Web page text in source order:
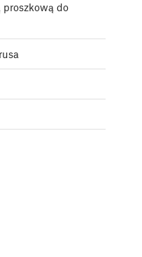
proszkową do